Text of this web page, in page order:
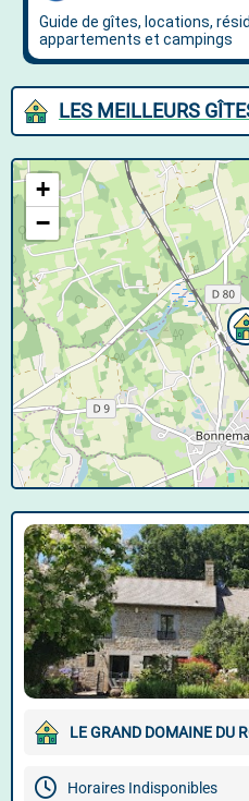
LES MEILLEURS
+
−
LE GRAND DOMAINE DU
Horaires Indisponibles